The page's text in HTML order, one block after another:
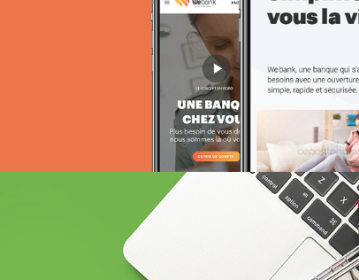
Plateformes digitales
BCEAO sénégal
Banque et finance